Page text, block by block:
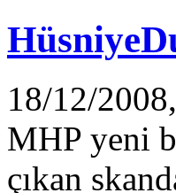
18/12/
MHP yeni
çıkan